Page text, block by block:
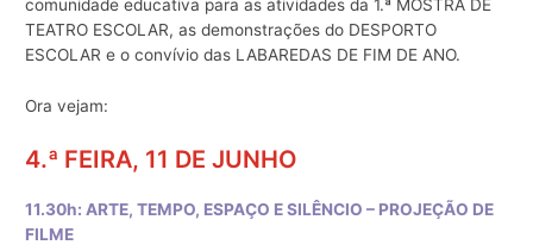
comunidade educativa para as atividades da 1.ª MOSTRA DE
TEATRO ESCOLAR, as demonstrações do DESPORTO
ESCOLAR e o convívio das LABAREDAS DE FIM DE ANO.
Ora vejam:
4.ª FEIRA, 11 DE JUNHO
11.30h: ARTE, TEMPO, ESPAÇO E SILÊNCIO – PROJEÇÃO DE
FILME